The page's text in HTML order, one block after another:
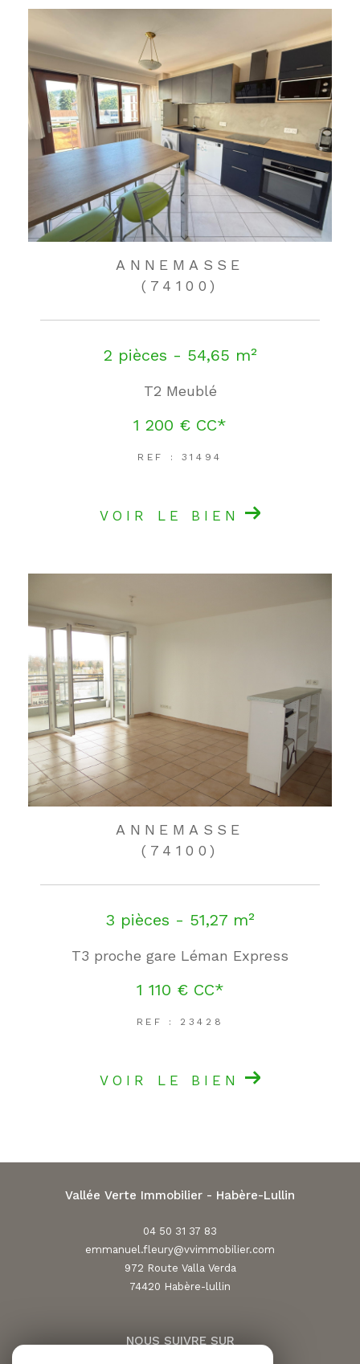
ANNEMASSE
(74100)
2 pièces - 54,65 m²
T2 Meublé
1 200 € CC*
REF : 31494
VOIR LE BIEN
ANNEMASSE
(74100)
3 pièces - 51,27 m²
T3 proche gare Léman Express
1 110 € CC*
REF : 23428
VOIR LE BIEN
Vallée Verte Immobilier - Habère-Lullin
04 50 31 37 83
emmanuel.fleury@vvimmobilier.com
972 Route Valla Verda
74420
habère-lullin
NOUS SUIVRE SUR